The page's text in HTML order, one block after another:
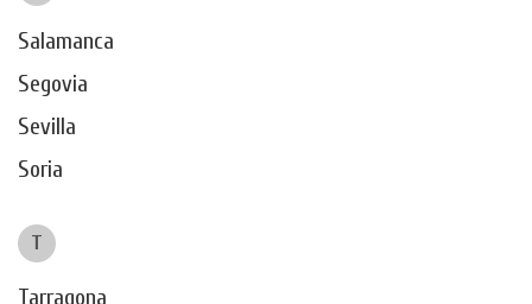
Salamanca
Segovia
Sevilla
Soria
T
Tarragona